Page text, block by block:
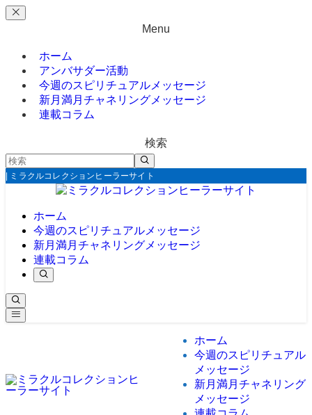
Menu
ホーム
アンバサダー活動
今週のスピリチュアルメッセージ
新月満月チャネリングメッセージ
連載コラム
検索
| ミラクルコレクションヒーラーサイト
ホーム
今週のスピリチュアルメッセージ
新月満月チャネリングメッセージ
連載コラム
ホーム
今週のスピリチュアル
メッセージ
新月満月チャネリング
メッセージ